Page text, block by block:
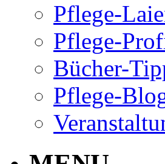
Pflege-
Pflege-
Bücher-
Pflege-